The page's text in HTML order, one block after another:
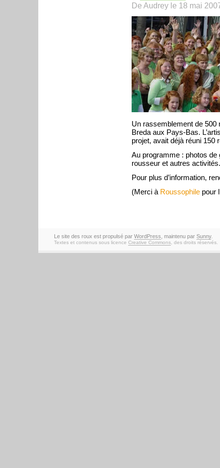
De Audreyle 18 mai
Un rassemblement de 500
Breda aux Pays-Bas.
projet, avait déjà réuni 150
Au programme : photos de
rousseur et autres activités.
Pour plus d’information,
(Merci à Roussophilepour
Le site des roux est propulsé par WordPress , maintenu par Sunny.
Textes et contenus sous licence Creative Commons, des droits réservés.